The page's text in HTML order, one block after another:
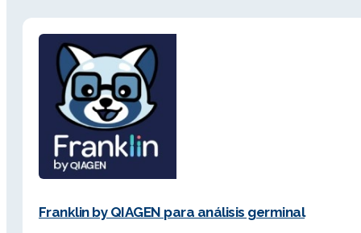
Franklin by QIAGEN para análisis germinal